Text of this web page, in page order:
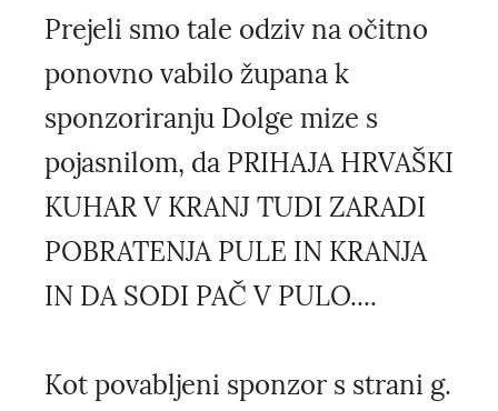
Prejeli smo tale odziv na očitno
ponovno vabilo župana k
sponzoriranju Dolge mize s
pojasnilom, da PRIHAJA HRVAŠKI
KUHAR V KRANJ TUDI ZARADI
POBRATENJA PULE IN KRANJA
IN DA SODI PAČ V PULO....
Kot povabljeni sponzor s strani g.